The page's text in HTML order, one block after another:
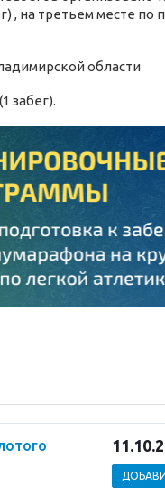
, на третьем месте по
области
(1 забег).